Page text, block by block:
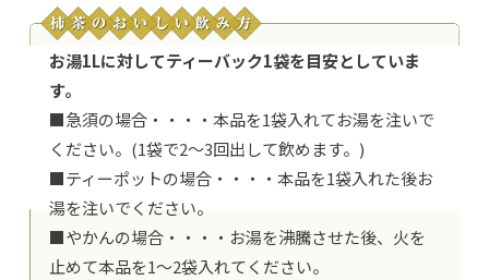
お湯1Lに対してティーバック1袋を目安としていま
す。
■急須の場合・・・・本品を1袋入れてお湯を注いで
ください。(1袋で2～3回出して飲めます。)
■ティーポットの場合・・・・本品を1袋入れた後お
湯を注いでください。
■やかんの場合・・・・お湯を沸騰させた後、火を
止めて本品を1～2袋入れてください。